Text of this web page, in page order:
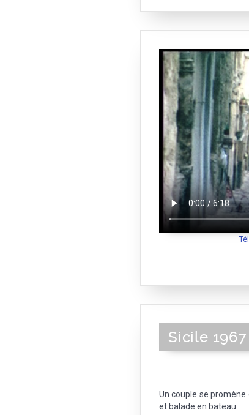
Sicile 1967
Un couple se
et balade en bateau.